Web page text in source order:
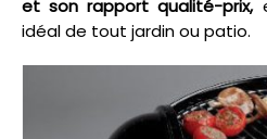
et son rapport qualité-prix,
idéal de tout jardin ou patio.